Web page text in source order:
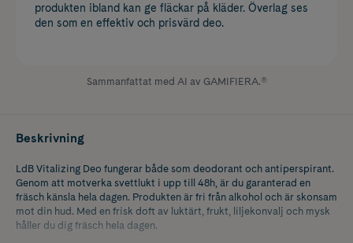
produkten ibland kan ge fläckar på kläder. Överlag ses
den som en effektiv och prisvärd deo.
Sammanfattat med AI av GAMIFIERA.®
Beskrivning
LdB Vitalizing Deo fungerar både som deodorant och antiperspirant.
Genom att motverka svettlukt i upp till 48h, är du garanterad en
fräsch känsla hela dagen. Produkten är fri från alkohol och är skonsam
mot din hud. Med en frisk doft av luktärt, frukt, liljekonvalj och mysk
håller du dig fräsch hela dagen.